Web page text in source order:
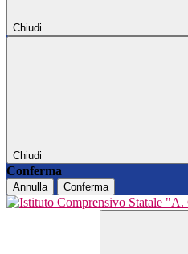
Chiudi
Chiudi
Conferma
Annulla Conferma